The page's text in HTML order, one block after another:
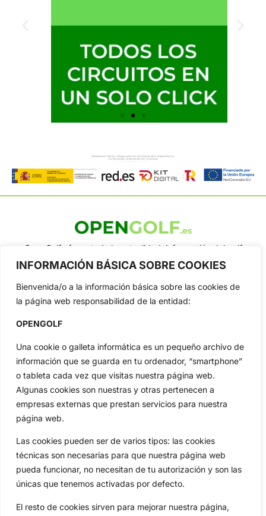
INFORMACIÓN BÁSICA SOBRE COOKIES
Bienvenida/o a la información básica sobre las cookies de
la página web responsabilidad de la entidad:
OPENGOLF
Una cookie o galleta informática es un pequeño archivo de
información que se guarda en tu ordenador, “smartphone”
o tableta cada vez que visitas nuestra página web.
Algunas cookies son nuestras y otras pertenecen a
empresas externas que prestan servicios para nuestra
página web.
Las cookies pueden ser de varios tipos: las cookies
técnicas son necesarias para que nuestra página web
pueda funcionar, no necesitan de tu autorización y son las
únicas que tenemos activadas por defecto.
El resto de cookies sirven para mejorar nuestra página,
OpenGolf ofrece toda la actualidad, información del golf
profesional y amateur, resultados en directo, vídeos, noticias,
Jon Rahm, LIV Golf, PGA Tour, Ryder Cup, DP World Tour, LPGA
Tour...
Categorias
Amateurs
Circuitos
Especiales
Reglas
Vídeos
De Interés
Compañía
Aviso Legal
Política de Cookies
Publicidad
Newsletters